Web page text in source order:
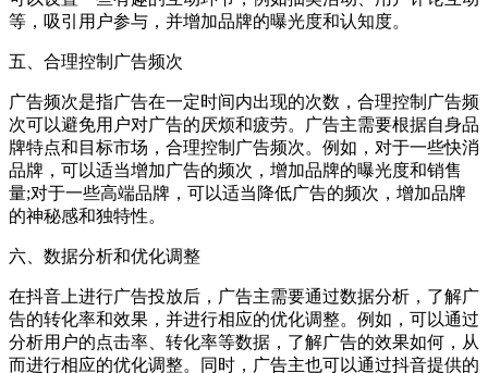
等，吸引用户参与，并增加品牌的曝光度和认知度。
五、合理控制广告频次
广告频次是指广告在一定时间内出现的次数，合理控制广告频
次可以避免用户对广告的厌烦和疲劳。广告主需要根据自身品
牌特点和目标市场，合理控制广告频次。例如，对于一些快消
品牌，可以适当增加广告的频次，增加品牌的曝光度和销售
量;对于一些高端品牌，可以适当降低广告的频次，增加品牌
的神秘感和独特性。
六、数据分析和优化调整
在抖音上进行广告投放后，广告主需要通过数据分析，了解广
告的转化率和效果，并进行相应的优化调整。例如，可以通过
分析用户的点击率、转化率等数据，了解广告的效果如何，从
而进行相应的优化调整。同时，广告主也可以通过抖音提供的